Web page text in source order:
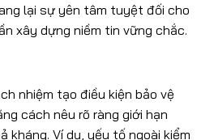
lại sự yên tâm tuyệt đối cho
xây dựng niềm tin vững chắc.
nhiệm tạo điều kiện bảo vệ
cách nêu rõ ràng giới hạn
kháng. Ví dụ, yếu tố ngoài kiểm